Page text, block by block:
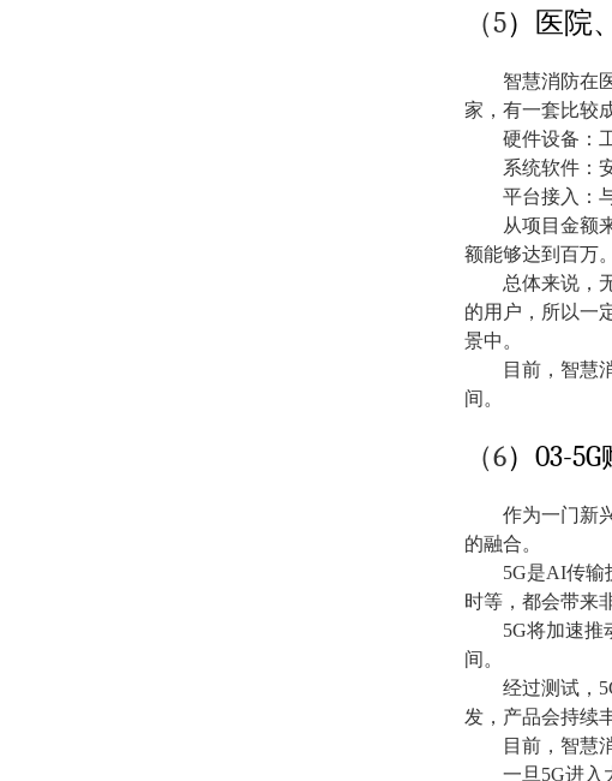
（5）医院
智慧消防在
家，有一套比较
硬件设备：
系统软件：
平台接入：
从项目金额
额能够达到百万。
总体来说，
的用户，所以一
景中。
目前，智慧
间。
（6） 03-5G
作为一门新
的融合。
5G是AI传输
时等，都会带来
5G将加速推
间。
经过测试，
发，产品会持续
目前，智慧
一旦 5G进入